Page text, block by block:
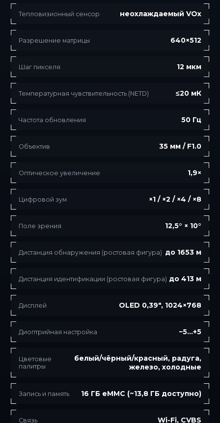
Тепловизионный сенсор неохлаждаемый VOx
Разрешение матрицы 640×512
Шаг пикселя 12 мкм
Температурная чувствительность (NETD) ≤20 мК
Частота обновления 50 Гц
Объектив 35 мм / F1.0
Оптическое увеличение 1,9×
Цифровой зум ×1 / ×2 / ×4 / ×8
Поле зрения 12,5° × 10°
Дистанция обнаружения (ростовая фигура) до 1653 м
Дистанция идентификации (ростовая фигура) до 413 м
Дисплей OLED 0,39″, 1024×768
Диоптрийная настройка −5…+5
Цветовые
палитры
белый/чёрный/красный, радуга,
железо, холодные
Запись и память 16 ГБ eMMC (~13,8 ГБ доступно)
Связь Wi-Fi, CVBS